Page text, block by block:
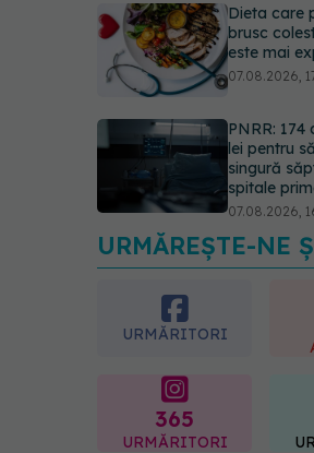
Dieta care
brusc
este mai
07.08.2026,
PNRR: 174
lei pentru
singură
spitale
07.08.2026,
Ce spune
preferată
pe care o
"codul
URMĂREȘTE-NE
URMĂRITORI
365
URMĂRITORI